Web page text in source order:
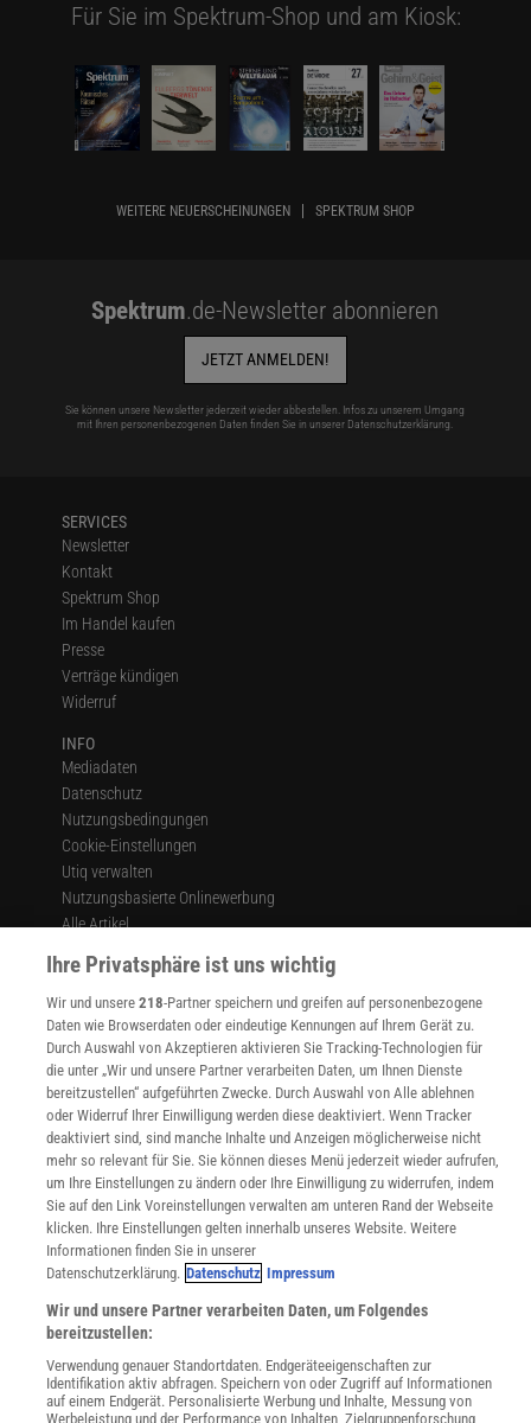
Für Sie im Spektrum-Shop und am Kiosk:
WEITERE NEUERSCHEINUNGEN SPEKTRUM SHOP
Spektrum.de-Newsletter abonnieren
JETZT ANMELDEN!
Sie können unsere Newsletter jederzeit wieder abbestellen. Infos zu unserem Umgang
mit Ihren personenbezogenen Daten finden Sie in unserer Datenschutzerklärung
SERVICES
Newsletter
Kontakt
Spektrum Shop
Im Handel kaufen
Presse
Verträge kündigen
Widerruf
INFO
Mediadaten
Datenschutz
Nutzungsbedingungen
Cookie-Einstellungen
Utiq verwalten
Nutzungsbasierte Onlinewerbung
Alle Artikel
Angebote für Schulen
Angebote für Institutionen
Sprachen lernen mit Gymglish
Lexika
Für Spektrum schreiben
Zugänglichkeitserklärung
WEBSEITEN
KielSCN
Wissenschaft in die Schulen
SciLogs
Uns finden Sie auch hier:
Ihre Privatsphäre ist uns wichtig
Wir und unsere218-Partner speichern und greifen auf personenbezogene
Daten wie Browserdaten oder eindeutige Kennungen auf Ihrem Gerät zu.
Durch Auswahl von Akzeptieren aktivieren Sie Tracking-Technologien für
die unter „Wir und unsere Partner verarbeiten Daten, um Ihnen Dienste
bereitzustellen“ aufgeführten Zwecke. Durch Auswahl von Alle ablehnen
oder Widerruf Ihrer Einwilligung werden diese deaktiviert. Wenn Tracker
deaktiviert sind, sind manche Inhalte und Anzeigen möglicherweise nicht
mehr so relevant für Sie. Sie können dieses Menü jederzeit wieder aufrufen,
um Ihre Einstellungen zu ändern oder Ihre Einwilligung zu widerrufen, indem
Sie auf den Link Voreinstellungen verwalten am unteren Rand der Webseite
klicken. Ihre Einstellungen gelten innerhalb unseres Website. Weitere
Informationen finden Sie in unserer
Datenschutzerklärung. Datenschutz Impressum
Wir und unsere Partner verarbeiten Daten, um Folgendes
bereitzustellen:
Verwendung genauer Standortdaten. Endgeräteeigenschaften zur
Identifikation aktiv abfragen. Speichern von oder Zugriff auf Informationen
auf einem Endgerät. Personalisierte Werbung und Inhalte, Messung von
Werbeleistung und der Performance von Inhalten, Zielgruppenforschung